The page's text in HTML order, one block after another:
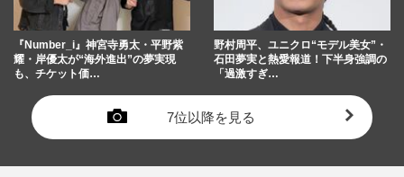
『Number_i』神宮寺勇太・平野紫
耀・岸優太が“海外進出”の夢実現
も、チケット価…
野村周平、ユニクロ“モデル美女”・
石田夢実と熱愛報道！下半身強調の
「過激すぎ…
7位以降を見る